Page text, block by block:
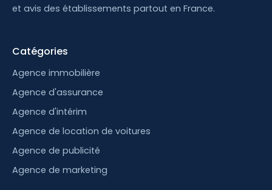
et avis des établissements partout en France.
Catégories
Agence immobilière
Agence d'assurance
Agence d'intérim
Agence de location de voitures
Agence de publicité
Agence de marketing